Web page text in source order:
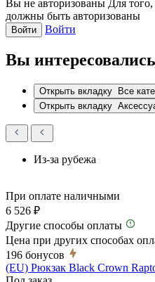
Вы не авторизованы Для
должны быть авторизованы
Войти Войти
Вы интересовались
Открыть вкладку
Все
Открыть вкладку
Из-за рубежа
При оплате наличными
6 526 ₽
Другие способы оплаты
Цена при других способах
196 бонусов
(EU) Рюкзак Black Crown